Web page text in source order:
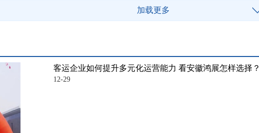
加载更多
客运企业如何提升多元化运营能力 看安徽鸿展怎样选择？
12-29